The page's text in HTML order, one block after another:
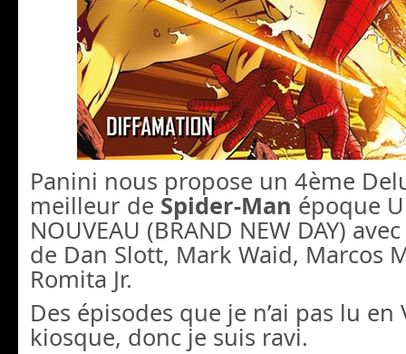
Panini nous propose un 4ème
meilleur de Spider-Man époque
NOUVEAU (BRAND NEW DAY)
de Dan Slott, Mark Waid, Marcos
Romita Jr.
Des épisodes que je n’ai pas lu en
kiosque, donc je suis ravi.